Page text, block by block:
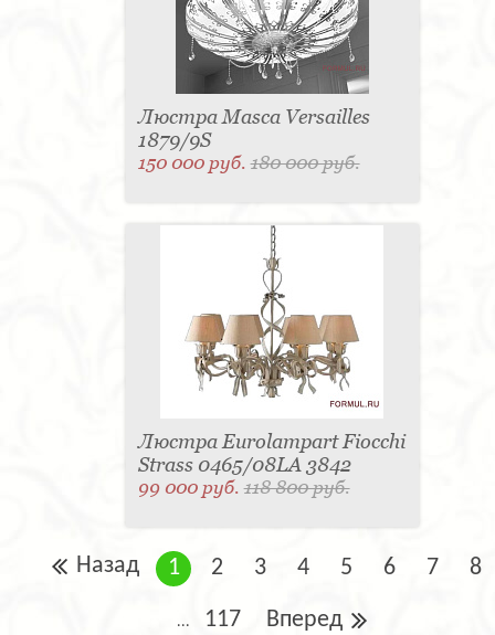
Люстра Masca Versailles
1879/9S
150 000 руб.180 000 руб.
Люстра Eurolampart Fiocchi
Strass 0465/08LA 3842
99 000 руб.118 800 руб.
Назад 1 2 3 4 5 6 7 8
... 117 Вперед